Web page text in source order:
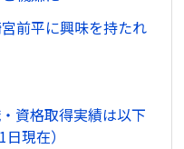
前平に興味を持たれ
資格取得実績は以下
現在）